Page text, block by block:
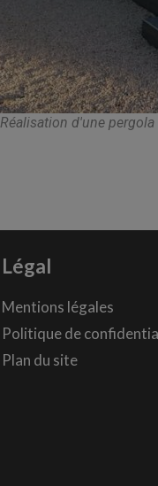
Réalisation d'une
Légal
Mentions légales
Politique de
Plan du site